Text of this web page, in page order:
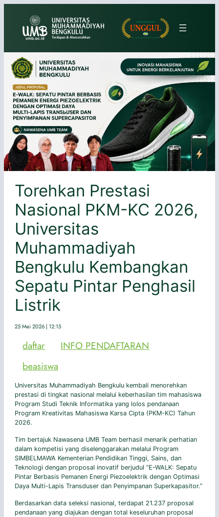
konten
Torehkan Prestasi
Nasional PKM-KC 2026,
Universitas
Muhammadiyah
Bengkulu Kembangkan
Sepatu Pintar Penghasil
Listrik
25 Mei 2026 | 12:15
daftar
INFO PENDAFTARAN
beasiswa
Universitas Muhammadiyah Bengkulu kembali menorehkan
prestasi di tingkat nasional melalui keberhasilan tim mahasiswa
Program Studi Teknik Informatika yang lolos pendanaan
Program Kreativitas Mahasiswa Karsa Cipta (PKM-KC) Tahun
2026.
Tim bertajuk Nawasena UMB Team berhasil menarik perhatian
dalam kompetisi yang diselenggarakan melalui Program
SIMBELMAWA Kementerian Pendidikan Tinggi, Sains, dan
Teknologi dengan proposal inovatif berjudul “E-WALK: Sepatu
Pintar Berbasis Pemanen Energi Piezoelektrik dengan Optimasi
Daya Multi-Lapis Transduser dan Penyimpanan Superkapasitor.”
Berdasarkan data seleksi nasional, terdapat 21.237 proposal
pendanaan yang diajukan dengan total keseluruhan proposal